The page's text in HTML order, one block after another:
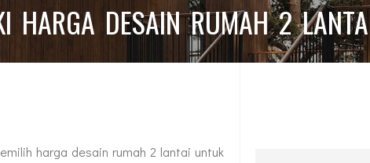
HARGA DESAIN RUMAH 2
harga desain rumah 2 lantai untuk